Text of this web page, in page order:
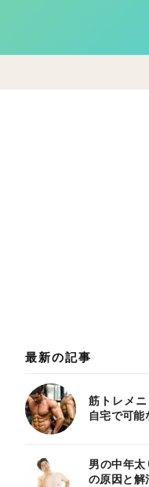
最新の記事
筋トレメ
自宅で可
男の中年
の原因と解